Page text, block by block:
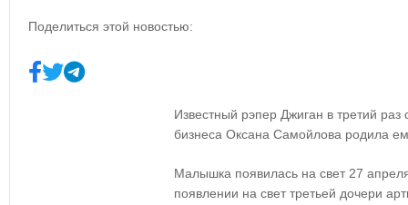
Поделиться этой новостью:
Известный рэпер Джиган в третий
бизнеса Оксана Самойлова родила
Малышка появилась на свет 27
появлении на свет третьей дочери